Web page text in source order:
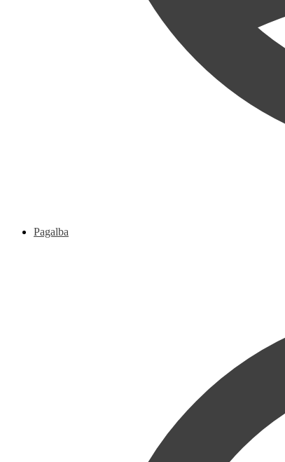
Pagalba